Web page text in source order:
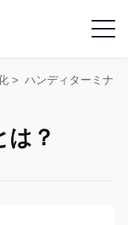
Menu
> ハンディターミナ
は？